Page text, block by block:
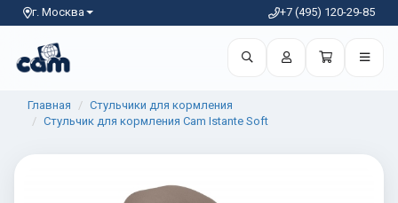
г. Москва +7 (495) 120-29-85
Главная
Стульчики для кормления
Стульчик для кормления Cam Istante Soft